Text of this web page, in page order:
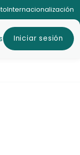
Internacionalización
Iniciar sesión